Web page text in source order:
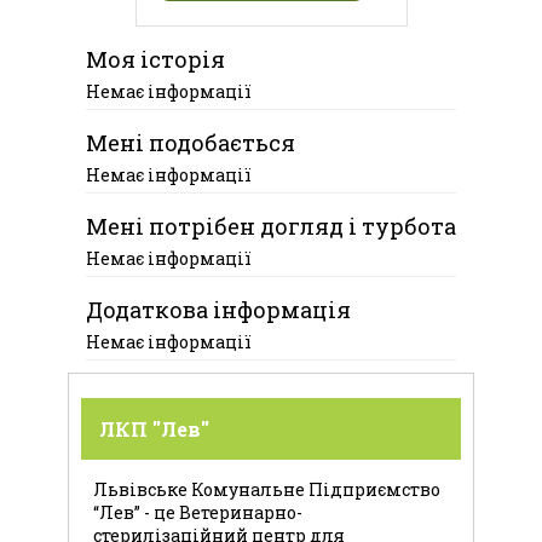
Моя історія
Немає інформації
Мені подобається
Немає інформації
Мені потрібен догляд і турбота
Немає інформації
Додаткова інформація
Немає інформації
ЛКП "Лев"
Львівське Комунальне Підприємство
“Лев” - це Ветеринарно-
стерилізаційний центр для